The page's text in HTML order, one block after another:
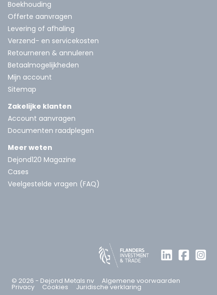
Boekhouding
Offerte aanvragen
Levering of afhaling
Verzend- en servicekosten
Retourneren & annuleren
Betaalmogelijkheden
Mijn account
Sitemap
Zakelijke klanten
Account aanvragen
Documenten raadplegen
Meer weten
Dejond120 Magazine
Cases
Veelgestelde vragen (FAQ)
© 2026 - Dejond Metals nv Algemene voorwaarden
Privacy Cookies Juridische verklaring